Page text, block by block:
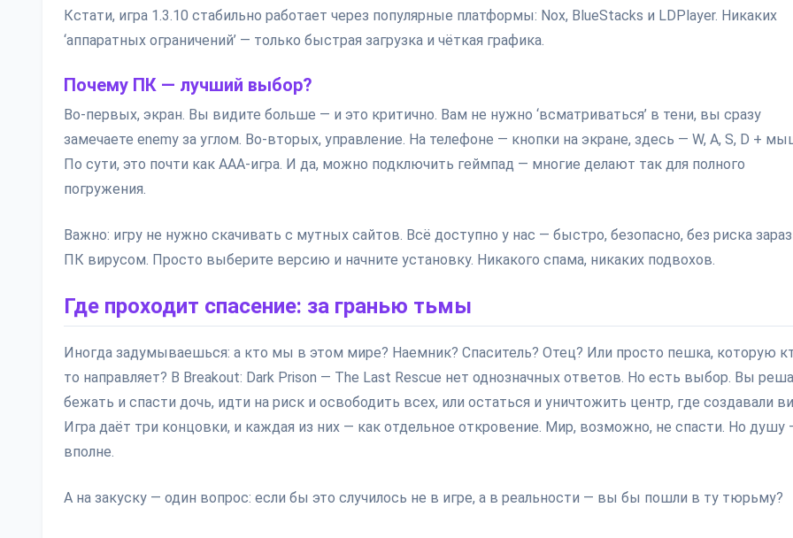
Кстати, игра 1.3.10 стабильно работает через популярные платформы: Nox, BlueStacks и LDPlayer. Никаких
‘аппаратных ограничений’ — только быстрая загрузка и чёткая графика.
Почему ПК — лучший выбор?
Во-первых, экран. Вы видите больше — и это критично. Вам не нужно ‘всматриваться’ в тени, вы сразу
замечаете enemy за углом. Во-вторых, управление. На телефоне — кнопки на экране, здесь — W, A, S, D +
По сути, это почти как AAA-игра. И да, можно подключить геймпад — многие делают так для полного
погружения.
Важно: игру не нужно скачивать с мутных сайтов. Всё доступно у нас — быстро, безопасно, без риска
ПК вирусом. Просто выберите версию и начните установку. Никакого спама, никаких подвохов.
Где проходит спасение: за гранью тьмы
Иногда задумываешься: а кто мы в этом мире? Наемник? Спаситель? Отец? Или просто пешка, которую
то направляет? В Breakout: Dark Prison — The Last Rescue нет однозначных ответов. Но есть выбор. Вы
бежать и спасти дочь, идти на риск и освободить всех, или остаться и уничтожить центр, где создавали
Игра даёт три концовки, и каждая из них — как отдельное откровение. Мир, возможно, не спасти. Но душу
вполне.
А на закуску — один вопрос: если бы это случилось не в игре, а в реальности — вы бы пошли в ту тюрьму?